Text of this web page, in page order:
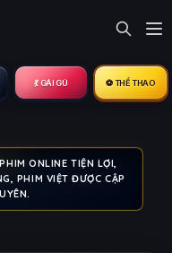
💃 GÁI GÚ ⚽ THỂ THAO
ONLINE TIỆN LỢI,
PHIM VIỆT ĐƯỢC CẬP